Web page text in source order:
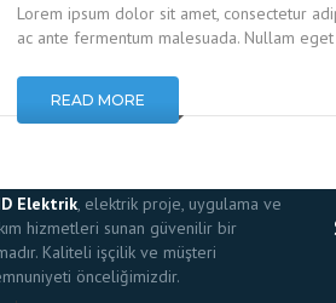
Lorem ipsum dolor sit amet, consectetur
ac ante fermentum malesuada. Nullam
READ MORE
Elektrik , elektrik proje, uygulama ve
hizmetleri sunan güvenilir bir
Kaliteli işçilik ve müşteri
önceliğimizdir.